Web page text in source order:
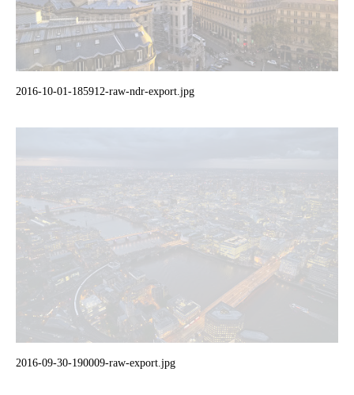
2016-10-01-185912-raw-ndr-export.jpg
2016-09-30-190009-raw-export.jpg